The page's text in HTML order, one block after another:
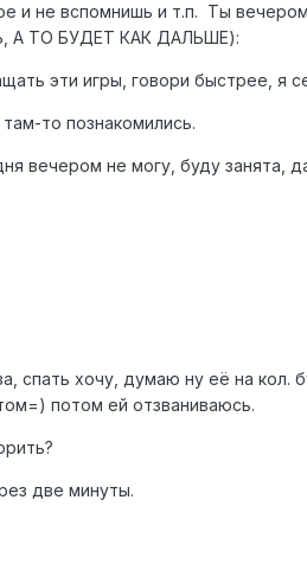
и не вспомнишь и т.п. Ты
А ТО БУДЕТ КАК ДАЛЬШЕ):
эти игры, говори быстрее, я
то познакомились.
вечером не могу, буду занята,
спать хочу, думаю ну её на кол.
потом ей отзваниваюсь.
две минуты.